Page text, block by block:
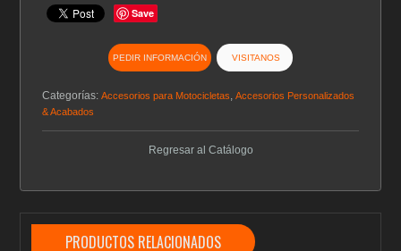
Save
PEDIR INFORMACIÓN VISITANOS
Categorías:Accesorios para Motocicletas,Accesorios Personalizados
& Acabados
Regresar al Catálogo
PRODUCTOS RELACIONADOS